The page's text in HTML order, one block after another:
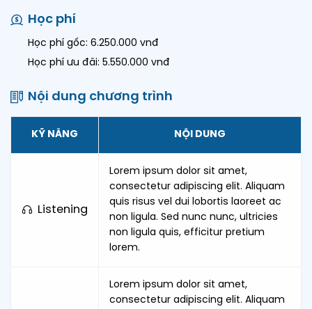
Học phí
Học phí gốc: 6.250.000 vnđ
Học phí ưu đãi: 5.550.000 vnđ
Nội dung chương trình
KỸ NĂNG NỘI DUNG
Listening
Lorem ipsum dolor sit amet,
consectetur adipiscing elit. Aliquam
quis risus vel dui lobortis laoreet ac
non ligula. Sed nunc nunc, ultricies
non ligula quis, efficitur pretium
lorem.
Lorem ipsum dolor sit amet,
consectetur adipiscing elit. Aliquam